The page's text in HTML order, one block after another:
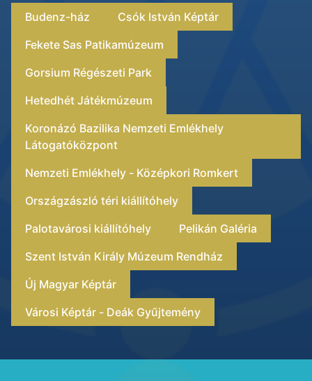
Budenz-ház
Csók István Képtár
Fekete Sas Patikamúzeum
Gorsium Régészeti Park
Hetedhét Játékmúzeum
Koronázó Bazilika Nemzeti Emlékhely
Látogatóközpont
Nemzeti Emlékhely - Középkori Romkert
Országzászló téri kiállítóhely
Palotavárosi kiállítóhely
Pelikán Galéria
Szent István Király Múzeum Rendház
Új Magyar Képtár
Városi Képtár - Deák Gyűjtemény